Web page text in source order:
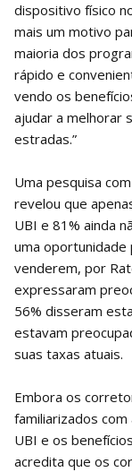
dispositivo físico
mais um motivo
maioria dos
rápido e
vendo os
ajudar a melhorar
estradas.”
Uma pesquisa
revelou que
UBI e 81% ainda
uma
venderem, por
expressaram
56% disseram
estavam
suas taxas atuais.
Embora os
familiarizados
UBI e os
acredita que os